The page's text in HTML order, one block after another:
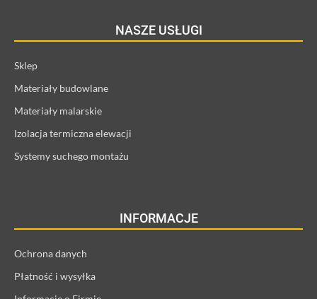
NASZE USŁUGI
Sklep
Materiały budowlane
Materiały malarskie
Izolacja termiczna elewacji
Systemy suchego montażu
INFORMACJE
Ochrona danych
Płatność i wysyłka